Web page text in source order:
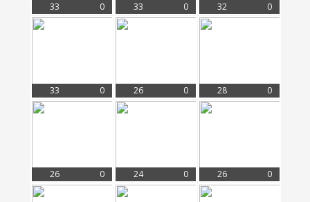
33 0 33 0 32 0
33 0 26 0 28 0
26 0 24 0 26 0